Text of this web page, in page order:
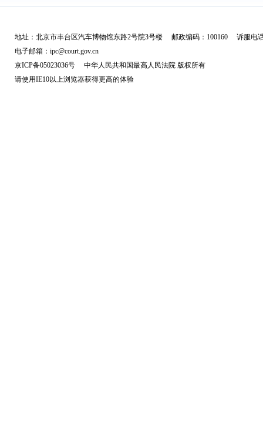
地址：北京市丰台区汽车博物馆东路2号院3号楼 邮政编码：100160 诉服电
电子邮箱：ipc@court.gov.cn
京ICP备05023036号 中华人民共和国最高人民法院 版权所有
请使用IE10以上浏览器获得更高的体验